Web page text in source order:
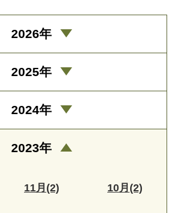
2026年
2025年
2024年
2023年
11月(2) 10月(2)